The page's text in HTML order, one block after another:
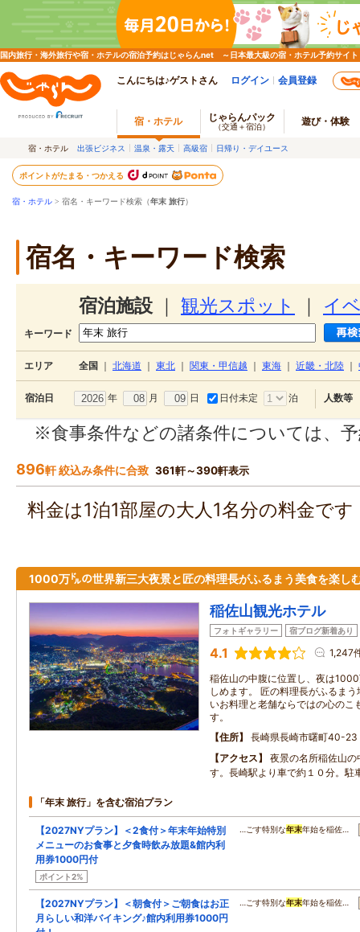
国内旅行・海外旅行や宿・ホテルの宿泊予約はじゃらんnet ～日本最大級の宿・ホテル予約サイト
こんにちは♪ゲストさん ログイン 会員登録
宿・ホテル じゃらんパック
（交通＋宿泊） 遊び・体験
宿・ホテル 出張ビジネス 温泉・露天 高級宿 日帰り・デイユース
ポイントがたまる・つかえる
宿・ホテル > 宿名・キーワード検索（年末 旅行）
宿名・キーワード検索
宿泊施設 観光スポット イ
キーワード
エリア 全国 北海道 東北 関東・甲信越 東海 近畿・北陸
宿泊日 年 月 日 日付未定 泊 人数等
※食事条件などの諸条件については、
896軒 絞込み条件に合致 361軒～390軒表示
料金は1泊1部屋の大人1名分の料金で
1000万㌦の世界新三大夜景と匠の料理長がふるまう美食を楽し
稲佐山観光ホテル
フォトギャラリー 宿ブログ新着あり
4.1 1,247
稲佐山の中腹に位置し、夜は
しめます。 匠の料理長がふるま
いお料理と老舗ならではの心のこ
す。
住所
長崎県長崎市曙町40-23
アクセス
夜景の名所稲佐山
す。長崎駅より車で約１０分。駐
「年末 旅行」を含む宿泊プラン
【2027NYプラン】＜2食付＞年末年始特別
メニューのお食事と夕食時飲み放題&館内利
用券1000円付
ポイント2%
…ごす特別な年末年始を稲佐…
【2027NYプラン】＜朝食付＞ご朝食はお正
月らしい和洋バイキング♪館内利用券1000円
…ごす特別な年末年始を稲佐…